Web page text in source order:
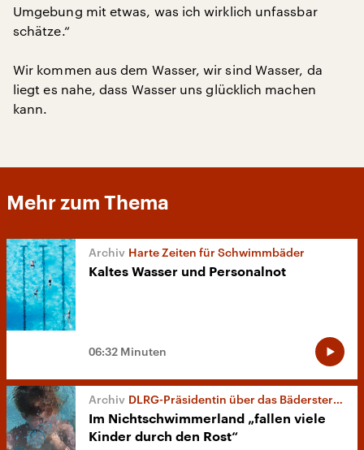
Umgebung mit etwas, was ich wirklich unfassbar
schätze.“
Wir kommen aus dem Wasser, wir sind Wasser, da
liegt es nahe, dass Wasser uns glücklich machen
kann.
Mehr zum Thema
Harte Zeiten für Schwimmbäder
Kaltes Wasser und Personalnot
06:32 Minuten
DLRG-Präsidentin über das Bädersterben
Im Nichtschwimmerland „fallen viele
Kinder durch den Rost“